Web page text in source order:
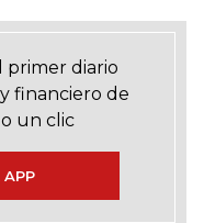
primer diario
financiero de
un clic
APP